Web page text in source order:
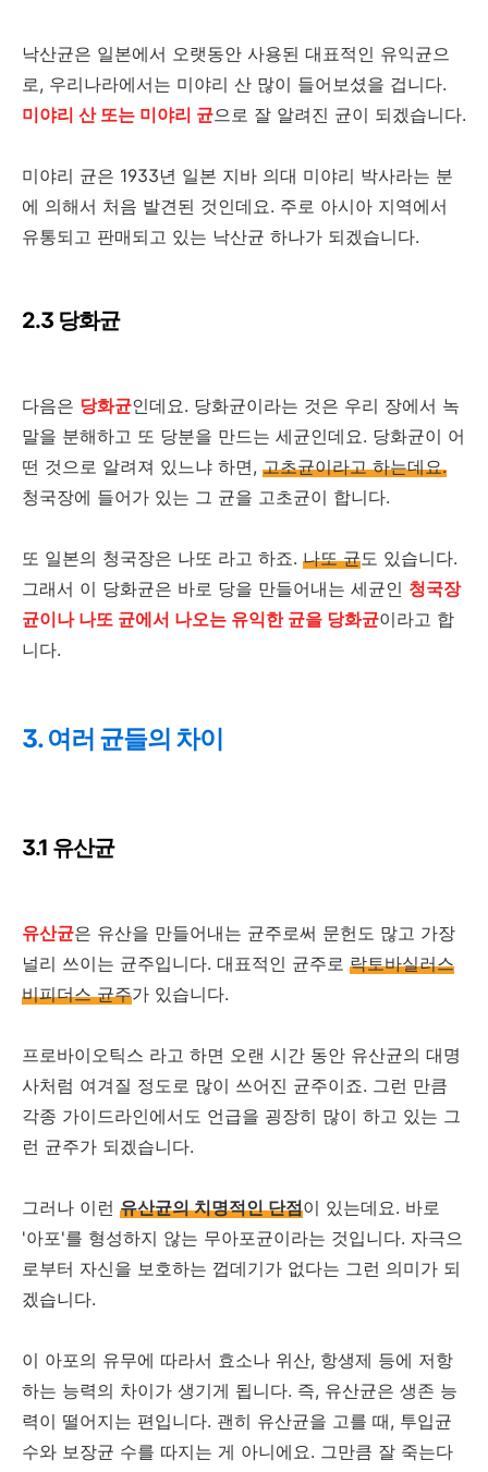
낙산균은 일본에서 오랫동안 사용된 대표적인 유익균으
로, 우리나라에서는 미야리 산 많이 들어보셨을 겁니다.
미야리 산 또는 미야리 균으로 잘 알려진 균이 되겠습니다.
미야리 균은 1933년 일본 지바 의대 미야리 박사라는 분
에 의해서 처음 발견된 것인데요. 주로 아시아 지역에서
유통되고 판매되고 있는 낙산균 하나가 되겠습니다.
2.3 당화균
다음은 당화균인데요. 당화균이라는 것은 우리 장에서 녹
말을 분해하고 또 당분을 만드는 세균인데요. 당화균이 어
떤 것으로 알려져 있느냐 하면, 고초균이라고 하는데요.
청국장에 들어가 있는 그 균을 고초균이 합니다.
또 일본의 청국장은 나또 라고 하죠. 나또 균도 있습니다.
그래서 이 당화균은 바로 당을 만들어내는 세균인 청국장
균이나 나또 균에서 나오는 유익한 균을 당화균이라고 합
니다.
3. 여러 균들의 차이
3.1 유산균
유산균은 유산을 만들어내는 균주로써 문헌도 많고 가장
널리 쓰이는 균주입니다. 대표적인 균주로 락토바실러스
비피더스 균주가 있습니다.
프로바이오틱스 라고 하면 오랜 시간 동안 유산균의 대명
사처럼 여겨질 정도로 많이 쓰어진 균주이죠. 그런 만큼
각종 가이드라인에서도 언급을 굉장히 많이 하고 있는 그
런 균주가 되겠습니다.
그러나 이런 유산균의 치명적인 단점이 있는데요. 바로
'아포'를 형성하지 않는 무아포균이라는 것입니다. 자극으
로부터 자신을 보호하는 껍데기가 없다는 그런 의미가 되
겠습니다.
이 아포의 유무에 따라서 효소나 위산, 항생제 등에 저항
하는 능력의 차이가 생기게 됩니다. 즉, 유산균은 생존 능
력이 떨어지는 편입니다. 괜히 유산균을 고를 때, 투입균
수와 보장균 수를 따지는 게 아니에요. 그만큼 잘 죽는다